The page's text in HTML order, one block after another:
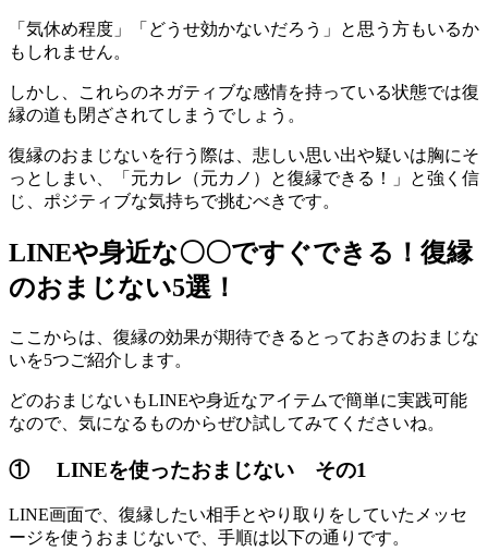
「気休め程度」「どうせ効かないだろう」と思う方もいるか
もしれません。
しかし、これらのネガティブな感情を持っている状態では復
縁の道も閉ざされてしまうでしょう。
復縁のおまじないを行う際は、悲しい思い出や疑いは胸にそ
っとしまい、「元カレ（元カノ）と復縁できる！」と強く信
じ、ポジティブな気持ちで挑むべきです。
LINEや身近な〇〇ですぐできる！復縁
のおまじない5選！
ここからは、復縁の効果が期待できるとっておきのおまじな
いを5つご紹介します。
どのおまじないもLINEや身近なアイテムで簡単に実践可能
なので、気になるものからぜひ試してみてくださいね。
① LINEを使ったおまじない その1
LINE画面で、復縁したい相手とやり取りをしていたメッセ
ージを使うおまじないで、手順は以下の通りです。